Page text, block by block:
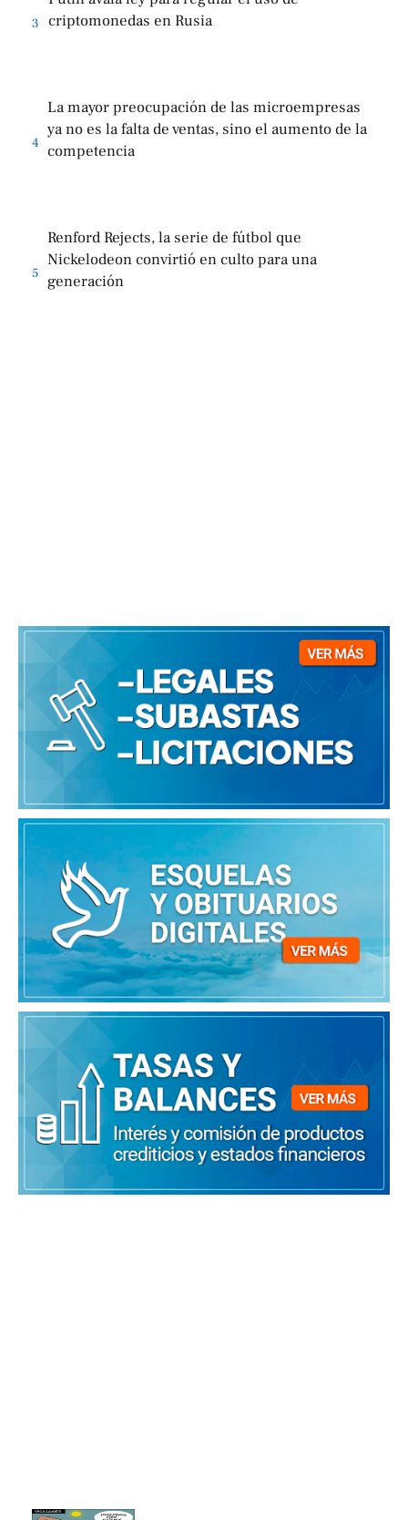
3
criptomonedas en Rusia
4
La mayor preocupación de las microempresas
ya no es la falta de ventas, sino el aumento de la
competencia
5
Renford Rejects, la serie de fútbol que
Nickelodeon convirtió en culto para una
generación